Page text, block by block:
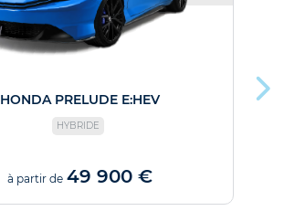
HONDA PRELUDE E:HEV
HYBRIDE
à partir de 49 900 €